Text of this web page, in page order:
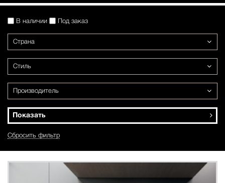
В наличии Под заказ
Страна
Стиль
Производитель
Показать
Сбросить фильтр